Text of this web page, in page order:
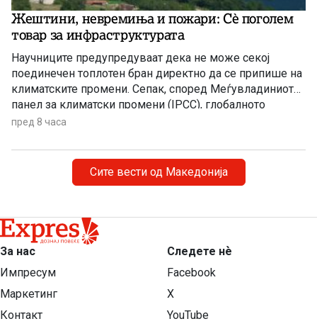
Жештини, невремиња и пожари: Сè поголем
товар за инфраструктурата
Научниците предупредуваат дека не може секој
поединечен топлотен бран директно да се припише на
климатските промени. Сепак, според Меѓувладиниот
панел за климатски промени (IPCC), глобалното
затоплување придонесува ваквите екстремни
поинтензивни и подолготрајни.
пред 8 часа
Сите вести од Македонија
За нас
Импресум
Маркетинг
Контакт
Следете нѐ
Facebook
X
YouTube